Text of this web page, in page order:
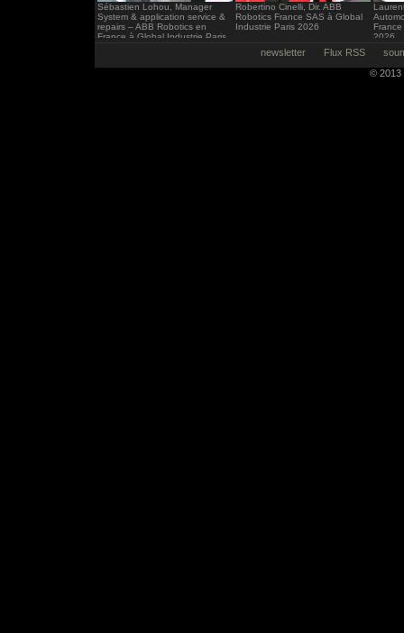
Sébastien Lohou, Manager
System & application service &
repairs – ABB Robotics en
France à Global Industrie Paris
Robertino Cinelli, Dir. ABB
Robotics France SAS à Global
Industrie Paris 2026
2026
newsletter Flux RSS
© 2013